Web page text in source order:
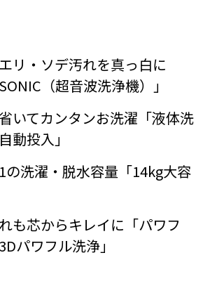
リ・ソデ汚れを真っ白に
（超音波洗浄機）」
いてカンタンお洗濯「液体洗
動投入」
洗濯・脱水容量「14kg大容
も芯からキレイに「パワフ
パワフル洗浄」